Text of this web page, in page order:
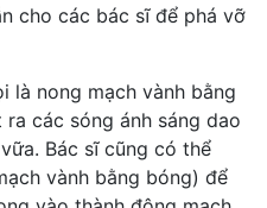
cho các bác sĩ để phá vỡ
là nong mạch vành bằng
các sóng ánh sáng dao
Bác sĩ cũng có thể
vành bằng bóng) để